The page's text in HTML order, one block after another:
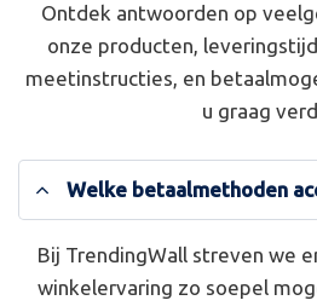
Ontdek antwoorden op
onze producten,
meetinstructies, en
u graag
Welke betaalmethoden
Bij TrendingWall streven we
winkelervaring zo soepel